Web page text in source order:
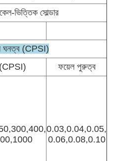
ভিত্তিক সোল্ডার
ঘনত্ব (CPSI)
ফয়েল পুরুত্ব
0.03,0.04,0.05,
0.06,0.08,0.10